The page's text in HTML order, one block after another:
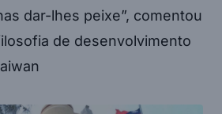
dar-lhes peixe”, comentou
de desenvolvimento